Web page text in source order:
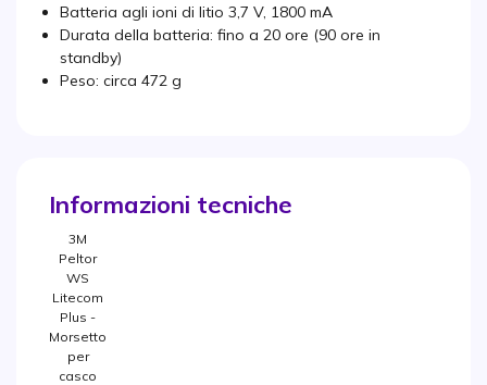
Batteria agli ioni di litio 3,7 V, 1800 mA
Durata della batteria: fino a 20 ore (90 ore in
standby)
Peso: circa 472 g
Informazioni tecniche
3M
Peltor
WS
Litecom
Plus -
Morsetto
per
casco